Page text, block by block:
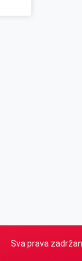
Sva prava